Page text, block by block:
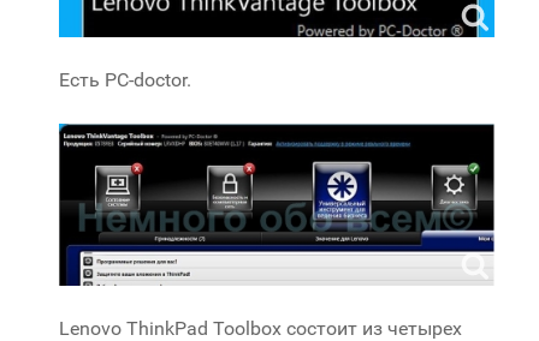
Есть PC-doctor.
Lenovo ThinkPad Toolbox состоит из четырех